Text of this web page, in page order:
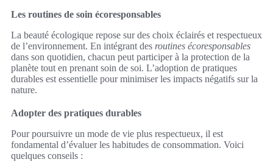
Les routines de soin écoresponsables
La beauté écologique repose sur des choix éclairés et respectueux
de l’environnement. En intégrant des routines écoresponsables
dans son quotidien, chacun peut participer à la protection de la
planète tout en prenant soin de soi. L’adoption de pratiques
durables est essentielle pour minimiser les impacts négatifs sur la
nature.
Adopter des pratiques durables
Pour poursuivre un mode de vie plus respectueux, il est
fondamental d’évaluer les habitudes de consommation. Voici
quelques conseils :